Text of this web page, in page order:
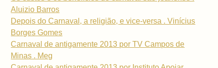
Aluizio Barros
Depois do Carnaval, a religião, e vice-versa . Vinícius
Borges Gomes
Carnaval de antigamente 2013 por TV Campos de
Minas . Meg